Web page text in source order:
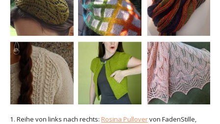
1. Reihe von links nach rechts: Rosina Pullovervon FadenStille,